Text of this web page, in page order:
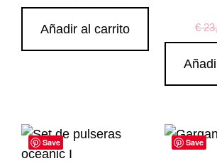
Añadir al carrito €
Save Save